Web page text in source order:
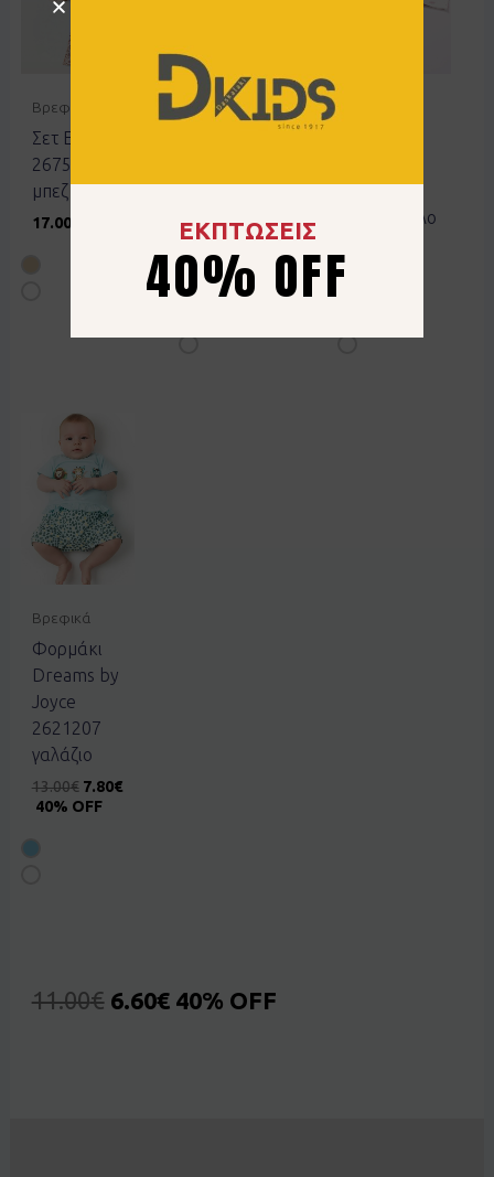
Βρεφικά
Σετ Ebita
267539
μπεζ
17.00
Βρεφικά
Hashtag
MI552 γκρι
16.00 €
MI555
σάπιο μήλο
Βρεφικά
Φορμάκι
Dreams by
Joyce
2621207
γαλάζιο
13.00€ 7.80€
40% OFF
11.00€ 6.60€ 40% OFF
ΕΚΠΤΩΣΕΙΣ
40% OFF